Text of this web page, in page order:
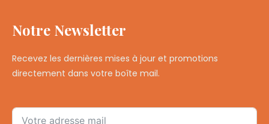
Notre Newsletter
Recevez les dernières mises à jour et promotions
directement dans votre boîte mail.